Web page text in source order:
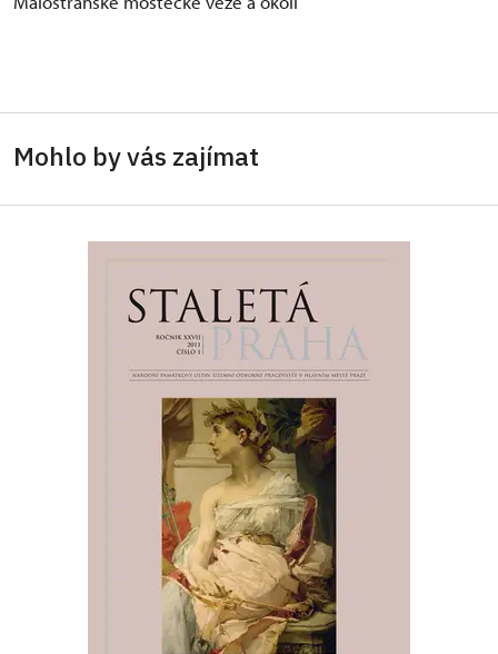
Mohlo by vás zajímat